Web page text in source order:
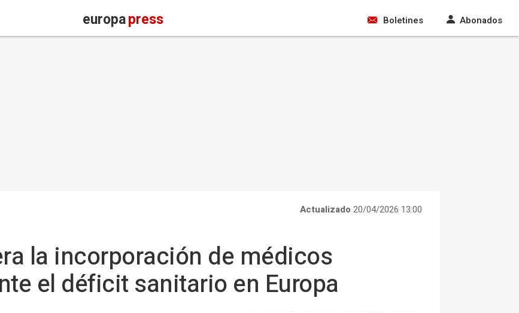
europapress Boletines Abonados
Actualizado 20/04/2026 13:00
la incorporación de médicos
el déficit sanitario en Europa